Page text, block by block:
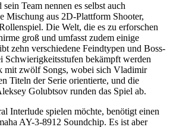
Team nennen es selbst auch
Mischung aus 2D-Plattform Shooter,
Die Welt, die es zu erforschen
groß und umfasst zudem einige
zehn verschiedene Feindtypen und Boss-
Schwierigkeitsstufen bekämpft werden
mit zwölf Songs, wobei sich Vladimir
Titeln der Serie orientierte, und die
Golubtsov runden das Spiel ab.
Interlude spielen möchte, benötigt einen
AY-3-8912 Soundchip. Es ist aber